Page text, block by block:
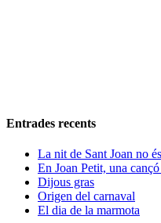
Entrades recents
La nit de Sant Joan no
En Joan Petit, una
Dijous gras
Origen del carnaval
El dia de la marmota